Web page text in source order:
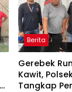
Berita
Gerebek
Kawit,
Tangkap